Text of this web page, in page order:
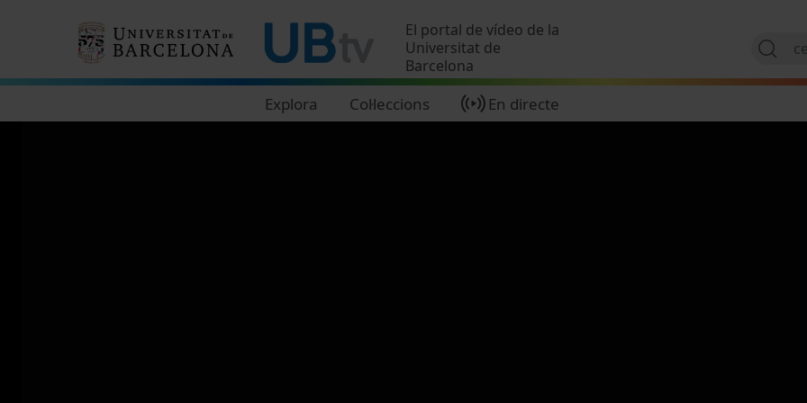
El portal de vídeo de la
Universitat de
Barcelona
Explora Col·leccions En directe